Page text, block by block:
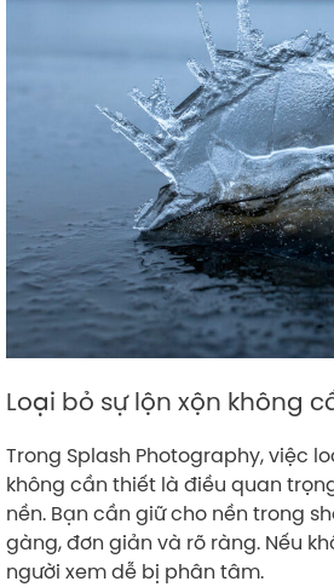
Loại bỏ sự lộn xộn không
Trong Splash Photography, việc
không cần thiết là điều quan
nền. Bạn cần giữ cho nền trong
gàng, đơn giản và rõ ràng. Nếu
người xem dễ bị phân tâm.